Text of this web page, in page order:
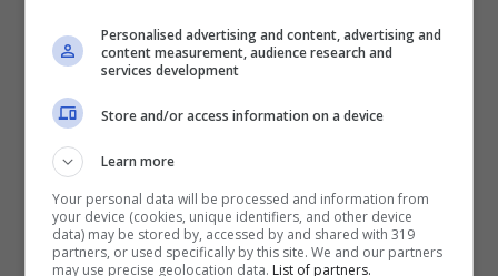
Trattandosi di un erbivoro, non potrà mai
mangiare alimenti di origine animale. La sua
alimentazione ideale comprende:fieno, erba
e semi vegetali
accompagnano pappe ricche vitamine e
zinco, che fungono da antiossidanti contro le
Personalised advertising and content, advertising and
content measurement, audience research and
services development
Store and/or access information on a device
Learn more
Your personal data will be processed and information from
your device (cookies, unique identifiers, and other device
data) may be stored by, accessed by and shared with 319
partners, or used specifically by this site. We and our partners
may use precise geolocation data. List of partners.